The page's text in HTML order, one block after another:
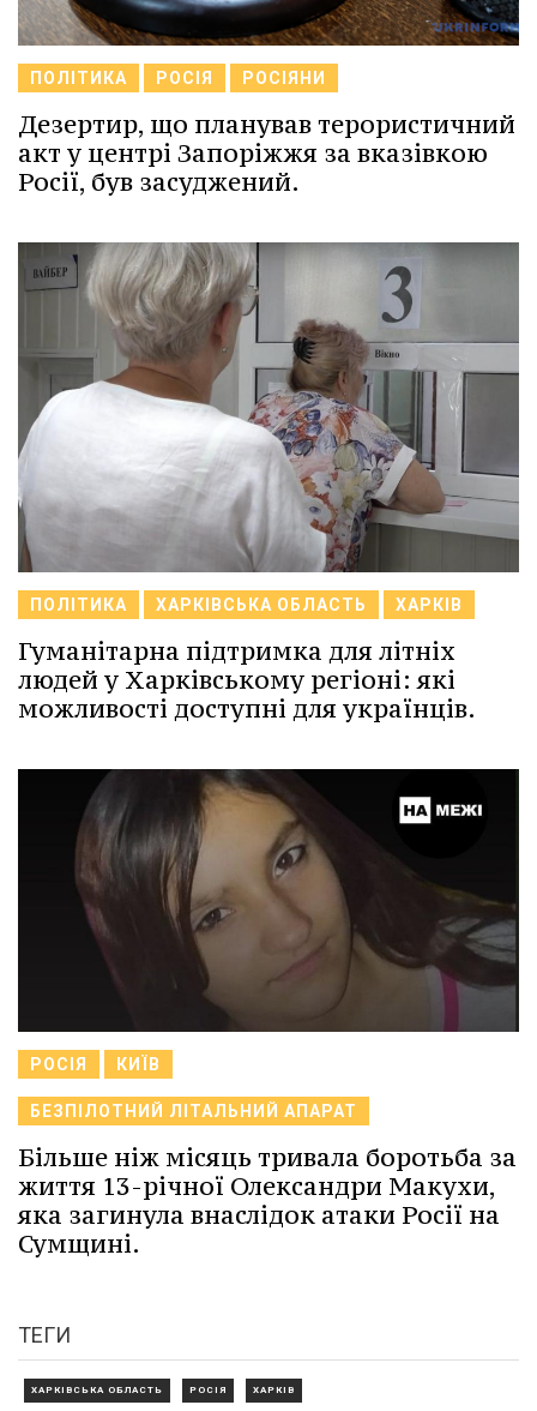
ПОЛІТИКА РОСІЯ РОСІЯНИ
Дезертир, що планував терористичний
акт у центрі Запоріжжя за вказівкою
Росії, був засуджений.
ПОЛІТИКА ХАРКІВСЬКА ОБЛАСТЬ ХАРКІВ
Гуманітарна підтримка для літніх
людей у Харківському регіоні: які
можливості доступні для українців.
РОСІЯ КИЇВ
БЕЗПІЛОТНИЙ ЛІТАЛЬНИЙ АПАРАТ
Більше ніж місяць тривала боротьба за
життя 13-річної Олександри Макухи,
яка загинула внаслідок атаки Росії на
Сумщині.
ТЕГИ
ХАРКІВСЬКА ОБЛАСТЬ РОСІЯ ХАРКІВ